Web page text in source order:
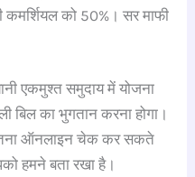
कमर्शियल को 50%। सर माफी
एकमुश्त समुदाय में योजना
बिल का भुगतान करना होगा।
ऑनलाइन चेक कर सकते
हमने बता रखा है।